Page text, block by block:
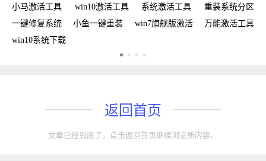
小马激活工具 win10激活工具 系统激活工具
重装系统分区
一键修复系统
小鱼一键重装 win7旗舰版激活
万能激活工具
win10系统下载
返回首页
文章已经到底了，点击返回首页继续浏览新内容。